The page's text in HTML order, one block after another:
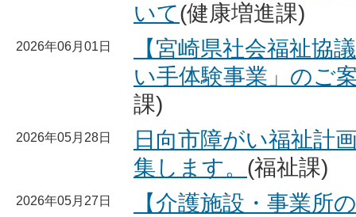
いて(健康増進課)
2026年06月01日
【宮崎県社会福祉協
い手体験事業」のご
課)
2026年05月28日
日向市障がい福祉計
集します。 (福祉課)
2026年05月27日
【介護施設・事業所